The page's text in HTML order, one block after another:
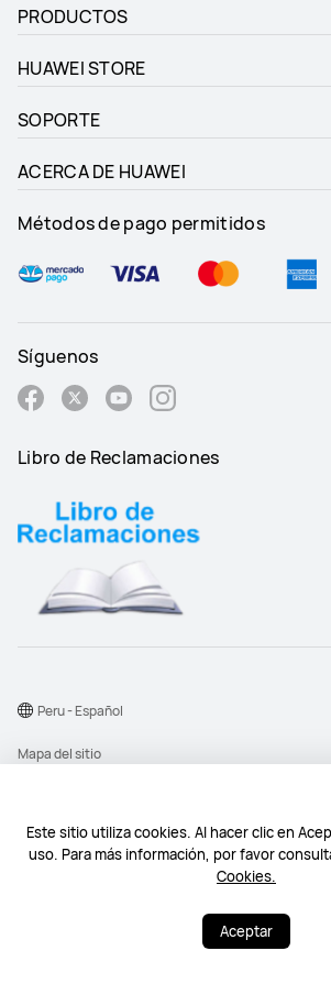
Este sitio utiliza cookies. Al hacer clic en
uso. Para más información, por favor
Cookies.
Aceptar
PRODUCTOS
HUAWEI STORE
SOPORTE
ACERCA DE HUAWEI
Métodos de pago permitidos
Síguenos
Libro de Reclamaciones
©2026 Huawei Device Co., Ltd. Todos los derechos
Mapa del sitio
Declaración de privacidad
Peru - Español